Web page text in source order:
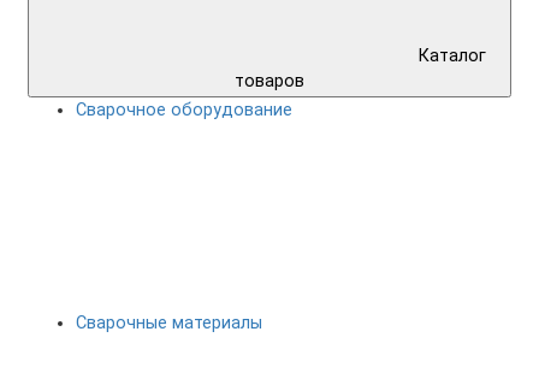
Каталог
товаров
Сварочное оборудование
Сварочные материалы